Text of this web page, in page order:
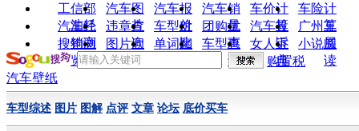
工信部
油耗
汽车图
片
汽车报
价
汽车销
量
车价计
算
车险计
算
汽车经
销商
违章查
询
车型对
比
团购优
惠
汽车投
诉
广州车
展
搜狗浏
览器
图片欣
赏
单词翻
车型查
询
女人宝
典
小说阅
读
购置税
汽车壁纸
车型综述 图片 图解 点评 文章 论坛 底价买车